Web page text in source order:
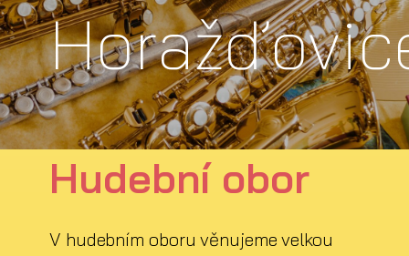
Hudební obor
V hudebním oboru věnujeme velkou